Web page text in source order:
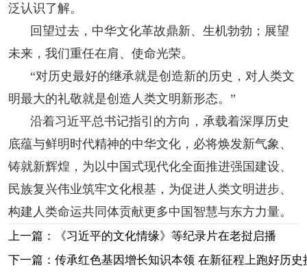
泛认识了解。
回望过去，中华文化革故鼎新、生机勃勃；展望
未来，我们重任在肩、使命光荣。
“对历史最好的继承就是创造新的历史，对人类文
明最大的礼敬就是创造人类文明新形态。”
沿着习近平总书记指引的方向，承载着深厚历史
底蕴与鲜明时代精神的中华文化，必将焕发新气象、
铸就新辉煌，为以中国式现代化全面推进强国建设、
民族复兴伟业筑牢文化根基，为促进人类文明进步、
构建人类命运共同体贡献更多中国智慧与东方力量。
上一篇：《习近平的文化情缘》等纪录片在老挝启播
下一篇：传承红色基因增长知识本领 在新征程上跑好历史